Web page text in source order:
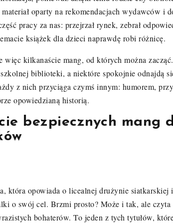
oparty na rekomendacjach wydawców i
pracy za nas: przejrzał rynek, zebrał
książek dla dzieci naprawdę robi różnicę.
więc kilkanaście mang, od których można
biblioteki, a niektóre spokojnie odnajdą
z nich przyciąga czymś innym: humorem,
opowiedzianą historią.
bezpiecznych mang
która opowiada o licealnej drużynie siatkarskiej
o swój cel. Brzmi prosto? Może i tak, ale
bohaterów. To jeden z tych tytułów,